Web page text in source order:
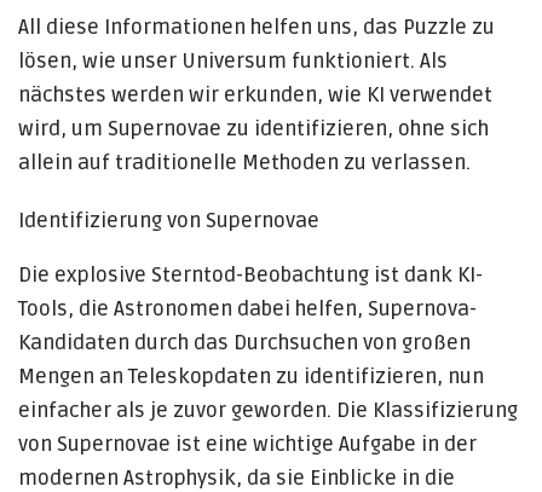
All diese Informationen helfen uns, das Puzzle zu
lösen, wie unser Universum funktioniert. Als
nächstes werden wir erkunden, wie KI verwendet
wird, um Supernovae zu identifizieren, ohne sich
allein auf traditionelle Methoden zu verlassen.
Identifizierung von Supernovae
Die explosive Sterntod-Beobachtung ist dank KI-
Tools, die Astronomen dabei helfen, Supernova-
Kandidaten durch das Durchsuchen von großen
Mengen an Teleskopdaten zu identifizieren, nun
einfacher als je zuvor geworden. Die Klassifizierung
von Supernovae ist eine wichtige Aufgabe in der
modernen Astrophysik, da sie Einblicke in die